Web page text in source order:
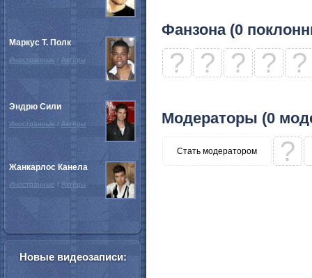
Фанзона (0
? ? ? ? ?
Модераторы (0
Стать модератором ?
Маркус Т. Полк
Иностранные / Актёры
Эндрю Сили
Иностранные / Актёры
Жанкарлос Канела
Иностранные / Актёры
Новые видеозаписи: